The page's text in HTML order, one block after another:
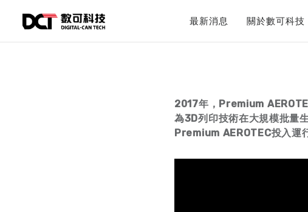
最新消息 關於數可科技
2017年，Premium
為3D列印技術在大規模批量
Premium AEROTEC投入運